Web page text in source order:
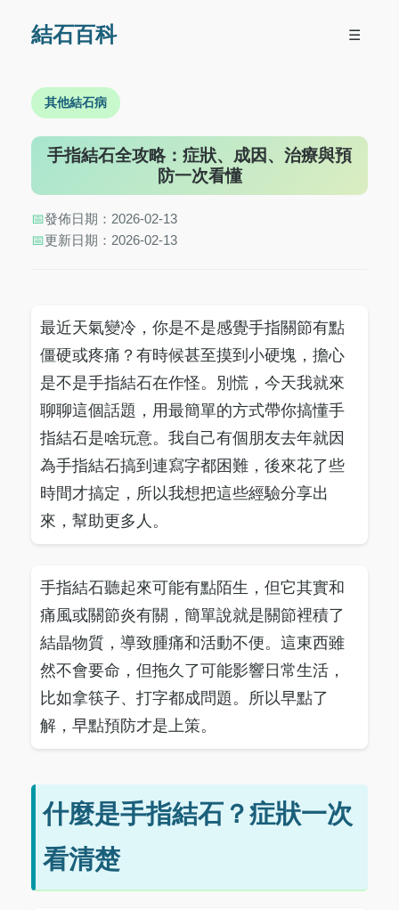
結石百科 ☰
其他結石病
手指結石全攻略：症狀、成因、治療與預
防一次看懂
📅發佈日期：2026-02-13
📅更新日期：2026-02-13
最近天氣變冷，你是不是感覺手指關節有點
僵硬或疼痛？有時候甚至摸到小硬塊，擔心
是不是手指結石在作怪。別慌，今天我就來
聊聊這個話題，用最簡單的方式帶你搞懂手
指結石是啥玩意。我自己有個朋友去年就因
為手指結石搞到連寫字都困難，後來花了些
時間才搞定，所以我想把這些經驗分享出
來，幫助更多人。
手指結石聽起來可能有點陌生，但它其實和
痛風或關節炎有關，簡單說就是關節裡積了
結晶物質，導致腫痛和活動不便。這東西雖
然不會要命，但拖久了可能影響日常生活，
比如拿筷子、打字都成問題。所以早點了
解，早點預防才是上策。
什麼是手指結石？症狀一次
看清楚